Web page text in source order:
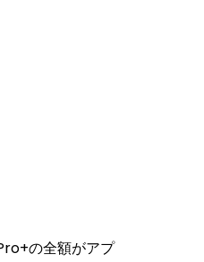
の全額がアプ